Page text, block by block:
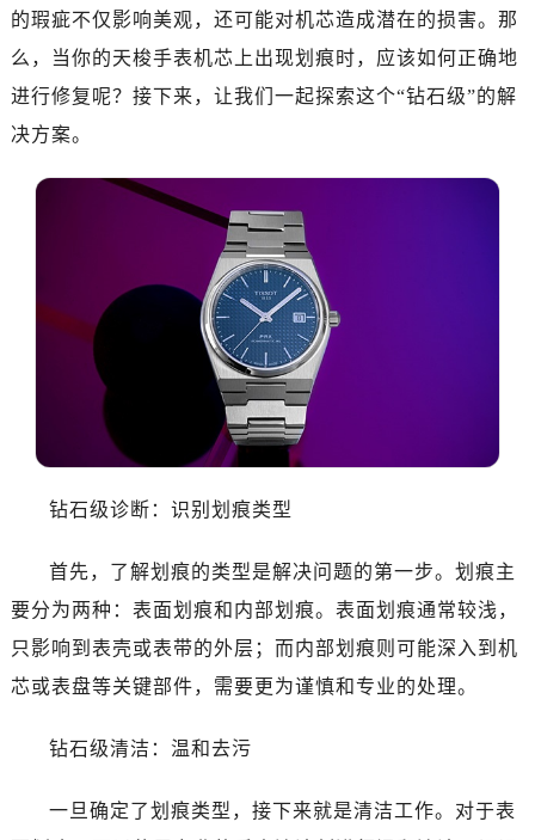
的瑕疵不仅影响美观，还可能对机芯造成潜在的损害。那
么，当你的天梭手表机芯上出现划痕时，应该如何正确地
进行修复呢？接下来，让我们一起探索这个“钻石级”的解
决方案。
钻石级诊断：识别划痕类型
首先，了解划痕的类型是解决问题的第一步。划痕主
要分为两种：表面划痕和内部划痕。表面划痕通常较浅，
只影响到表壳或表带的外层；而内部划痕则可能深入到机
芯或表盘等关键部件，需要更为谨慎和专业的处理。
钻石级清洁：温和去污
一旦确定了划痕类型，接下来就是清洁工作。对于表